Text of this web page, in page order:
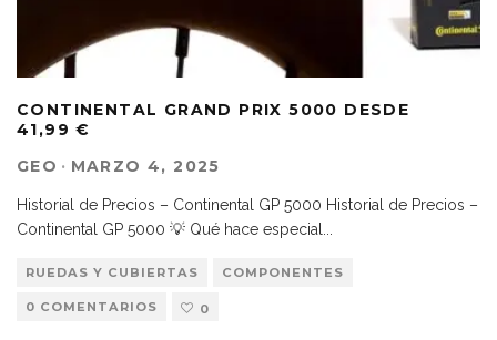
CONTINENTAL GRAND PRIX 5000 DESDE
41,99 €
GEO · MARZO 4, 2025
Historial de Precios – Continental GP 5000 Historial de Precios –
Continental GP 5000 💡 Qué hace especial...
RUEDAS Y CUBIERTAS COMPONENTES
0 COMENTARIOS 0